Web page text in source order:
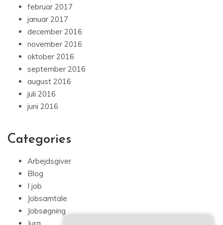
februar 2017
januar 2017
december 2016
november 2016
oktober 2016
september 2016
august 2016
juli 2016
juni 2016
Categories
Arbejdsgiver
Blog
I job
Jobsamtale
Jobsøgning